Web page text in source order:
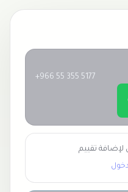
+966 55 355 5177
تقييم